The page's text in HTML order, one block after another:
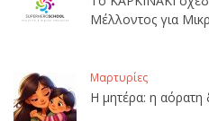
Μέλλοντος για
Μαρτυρίες
Η μητέρα: η αόρατη